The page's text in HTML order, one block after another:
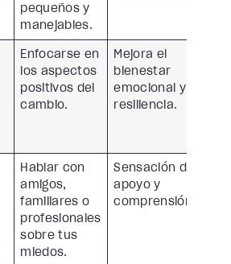
pequeños y
manejables.
Enfocarse en
los aspectos
positivos del
cambio.
Mejora el
bienestar
emocional y la
resiliencia.
Hablar con
amigos,
familiares o
profesionales
sobre tus
miedos.
Sensación de
apoyo y
comprensión.